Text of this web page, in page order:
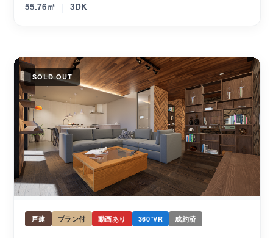
55.76㎡ 3DK
SOLD OUT
戸建 プラン付 動画あり 360°VR 成約済